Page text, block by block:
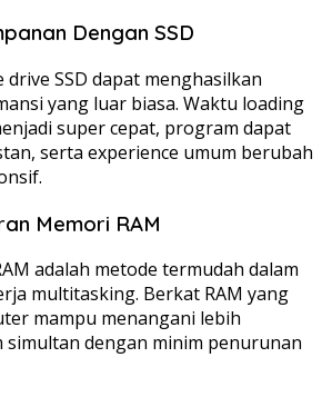
Dengan SSD
SSD dapat menghasilkan
yang luar biasa. Waktu loading
super cepat, program dapat
serta experience umum berubah
Memori RAM
adalah metode termudah dalam
multitasking. Berkat RAM yang
mampu menangani lebih
dengan minim penurunan